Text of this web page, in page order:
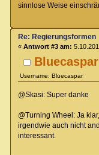
sinnlose Weise
Bluecaspar
Username: Bluecaspar
Re: Regierungsformen
« Antwort #3 am:
@Skasi: Super danke
@Turning Wheel: Ja
irgendwie auch nicht
interessant.